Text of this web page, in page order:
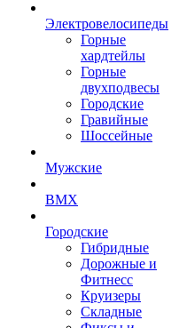
Электровелосипеды
Горные
хардтейлы
Горные
двухподвесы
Городские
Гравийные
Шоссейные
Мужские
BMX
Городские
Гибридные
Дорожные и
Фитнесс
Круизеры
Складные